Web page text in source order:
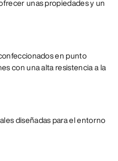
unas propiedades y un
en punto
con una alta resistencia a la
diseñadas para el entorno